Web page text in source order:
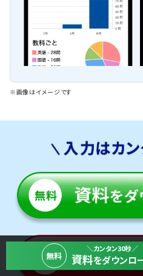
※画像はイメージです
無料
＼カンタン30秒／
資料をダウンロ